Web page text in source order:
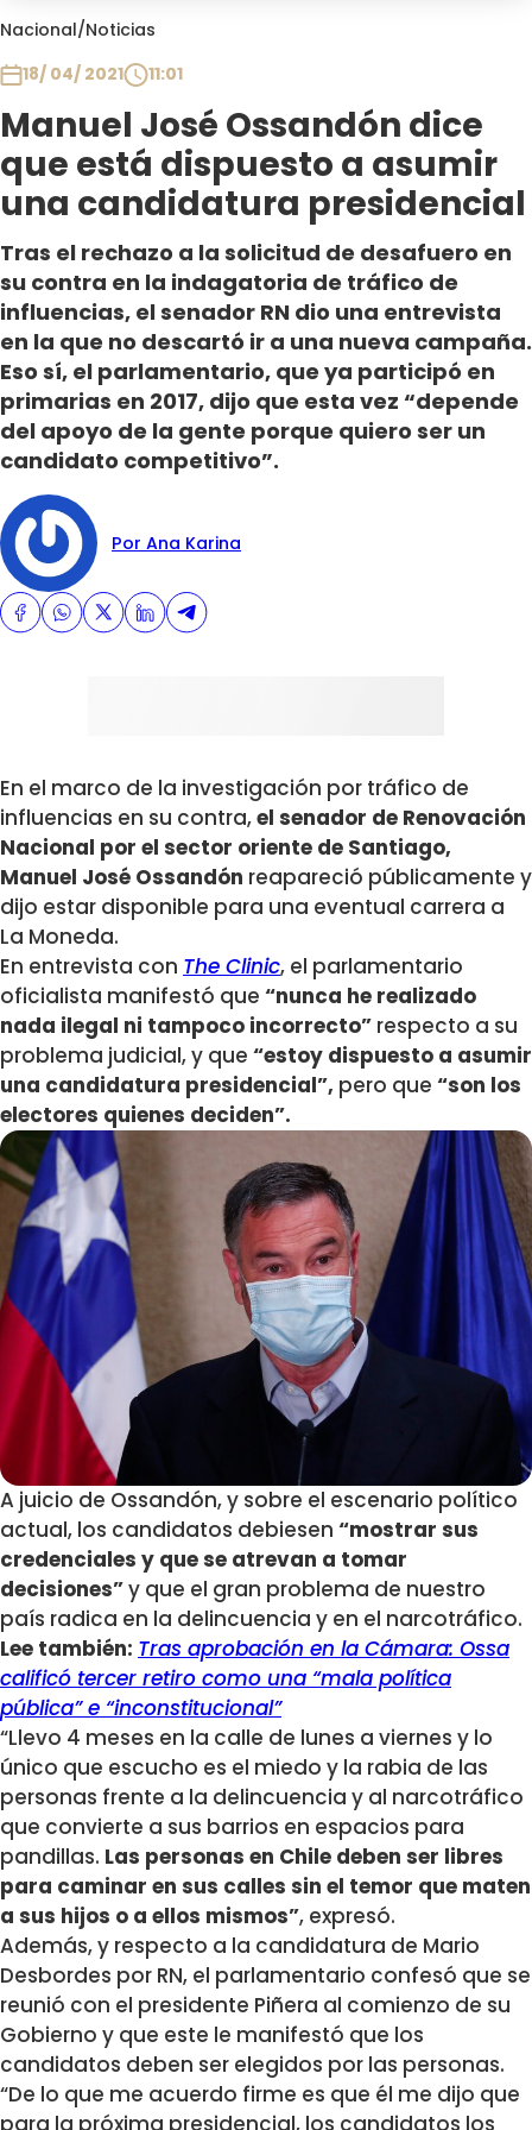
Nacional/Noticias
18/ 04/ 2021
11:01
Manuel José Ossandón dice
que está dispuesto a asumir
una candidatura presidencial
Tras el rechazo a la solicitud de desafuero en
su contra en la indagatoria de tráfico de
influencias, el senador RN dio una entrevista
en la que no descartó ir a una nueva campaña.
Eso sí, el parlamentario, que ya participó en
primarias en 2017, dijo que esta vez “depende
del apoyo de la gente porque quiero ser un
candidato competitivo”.
Por Ana Karina
En el marco de la investigación por tráfico de
influencias en su contra,el senador de Renovación
Nacional por el sector oriente de Santiago,
Manuel José Ossandón reapareció públicamente y
dijo estar disponible para una eventual carrera a
La Moneda.
En entrevista con The Clinic, el parlamentario
oficialista manifestó que “nunca he realizado
nada ilegal ni tampoco incorrecto” respecto a su
problema judicial, y que “estoy dispuesto a asumir
una candidatura presidencial”, pero que “son los
electores quienes deciden”.
A juicio de Ossandón, y sobre el escenario político
actual, los candidatos debiesen “mostrar sus
credenciales y que se atrevan a tomar
decisiones”y que el gran problema de nuestro
país radica en la delincuencia y en el narcotráfico.
Lee también: Tras aprobación en la Cámara: Ossa
calificó tercer retiro como una “mala política
pública” e “inconstitucional”
“Llevo 4 meses en la calle de lunes a viernes y lo
único que escucho es el miedo y la rabia de las
personas frente a la delincuencia y al narcotráfico
que convierte a sus barrios en espacios para
pandillas. Las personas en Chile deben ser libres
para caminar en sus calles sin el temor que maten
a sus hijos o a ellos mismos”, expresó.
Además, y respecto a la candidatura de Mario
Desbordes por RN, el parlamentario confesó que se
reunió con el presidente Piñera al comienzo de su
Gobierno y que este le manifestó que los
candidatos deben ser elegidos por las personas.
“De lo que me acuerdo firme es que él me dijo que
para la próxima presidencial, los candidatos los
Club De La Comedia
Plan Perfecto
El Tiempo
Sabingo
Todos Los Programas